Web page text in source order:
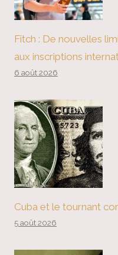
Fitch : De nouvelles
aux inscriptions
6 août 2026
Cuba et le tournant
5 août 2026